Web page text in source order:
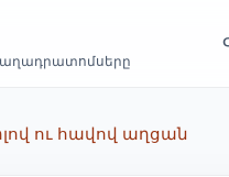
ու հավով աղցան